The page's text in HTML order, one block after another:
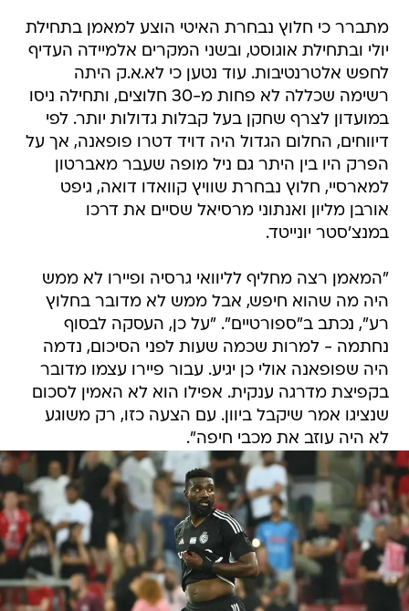
מתברר כי חלוץ נבחרת האיטי הוצע למאמן בתחילת
יולי ובתחילת אוגוסט, ובשני המקרים אלמיידה העדיף
לחפש אלטרנטיבות. עוד נטען כי לא.א.ק היתה
רשימה שכללה לא פחות מ-30 חלוצים, ותחילה ניסו
במועדון לצרף שחקן בעל קבלות גדולות יותר. לפי
דיווחים, החלום הגדול היה דויד דטרו פופאנה, אך על
הפרק היו בין היתר גם ניל מופה שעבר מאברטון
למארסיי, חלוץ נבחרת שוויץ קוואדו דואה, גיפט
אורבן מליון ואנתוני מרסיאל שסיים את דרכו
במנצ'סטר יונייטד.
"המאמן רצה מחליף לליוואי גרסיה ופיירו לא ממש
היה מה שהוא חיפש, אבל ממש לא מדובר בחלוץ
רע", נכתב ב"ספורטיים". "על כן, העסקה לבסוף
נחתמה - למרות שכמה שעות לפני הסיכום, נדמה
היה שפופאנה אולי כן יגיע. עבור פיירו עצמו מדובר
בקפיצת מדרגה ענקית. אפילו הוא לא האמין לסכום
שנציגו אמר שיקבל ביוון. עם הצעה כזו, רק משוגע
לא היה עוזב את מכבי חיפה".